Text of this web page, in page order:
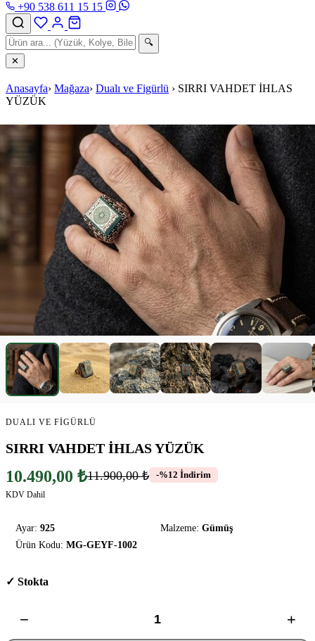
+90 538 611 15 15
🔍
✕
Anasayfa› Mağaza› Dualı ve Figürlü › SIRRI VAHDET İHLAS
YÜZÜK
DUALI VE FIGÜRLÜ
SIRRI VAHDET İHLAS YÜZÜK
10.490,00 ₺11.900,00 ₺ -%12 İndirim
KDV Dahil
Ayar: 925 Malzeme: Gümüş
Ürün Kodu: MG-GEYF-1002
✓ Stokta
− +